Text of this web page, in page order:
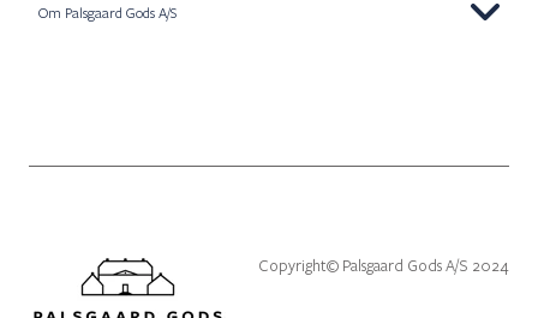
Om Palsgaard Gods A/S
Copyright© Palsgaard Gods A/S 2024